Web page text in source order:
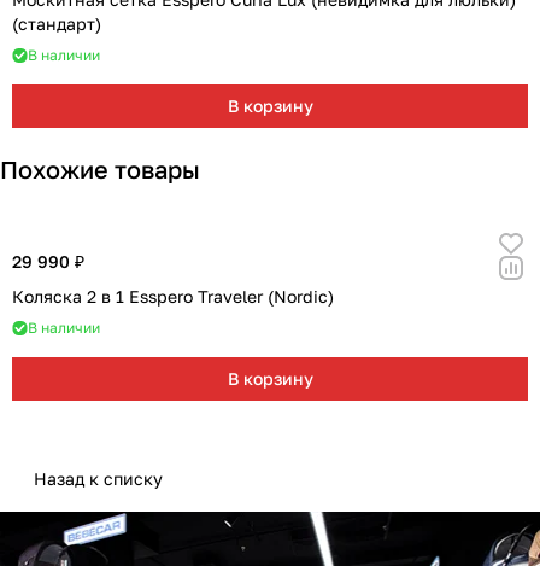
(стандарт)
В наличии
В корзину
Похожие товары
29 990 ₽
Коляска 2 в 1 Esspero Traveler (Nordic)
В наличии
В корзину
Назад к списку